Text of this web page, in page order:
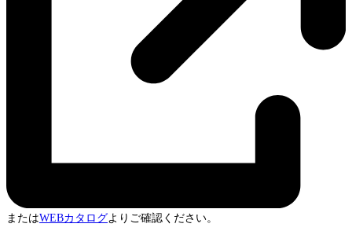
またはWEBカタログよりご確認ください。